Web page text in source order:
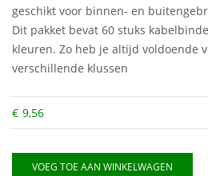
geschikt voor binnen- en
Dit pakket bevat 60 stuks
kleuren. Zo heb je altijd voldoende
verschillende klussen
€ 9,56
VOEG TOE AAN WINKELWAGEN